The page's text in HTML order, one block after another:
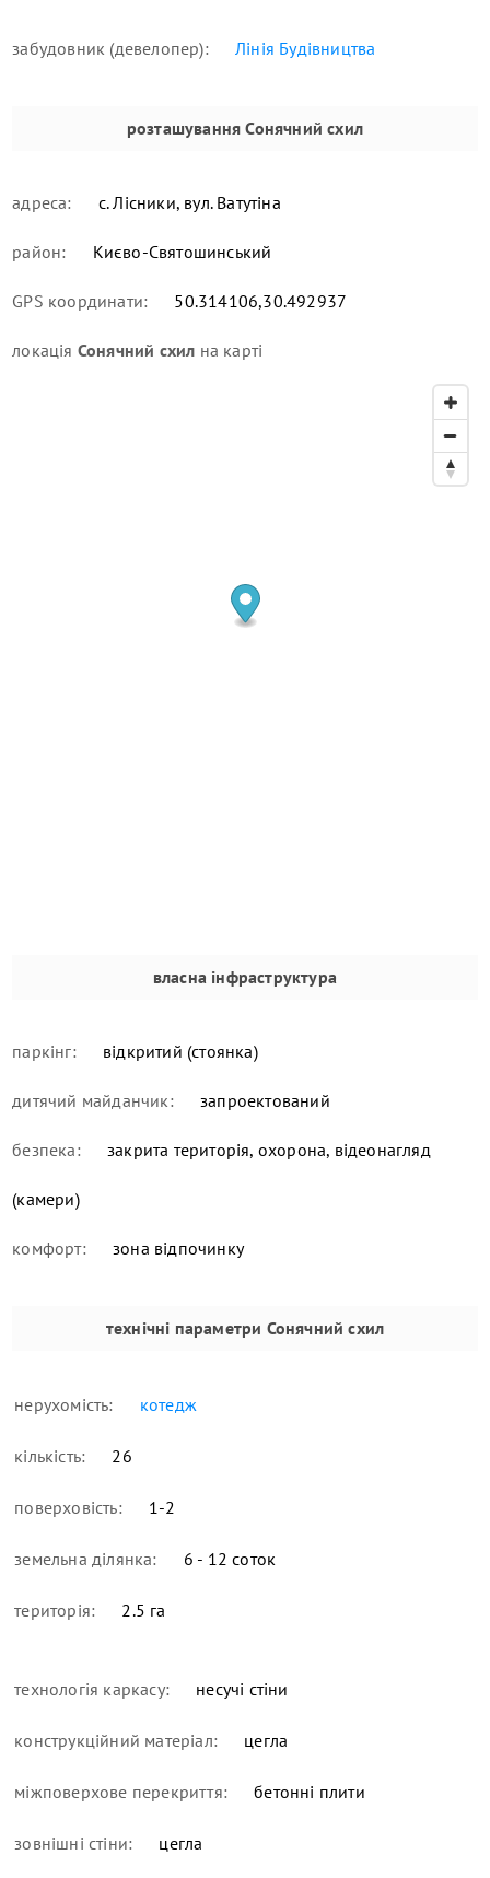
забудовник (девелопер): Лінія Будівництва
розташування Сонячний схил
адреса: с. Лісники, вул. Ватутіна
район: Києво-Святошинський
GPS координати: 50.314106,30.492937
локація Сонячний схил на карті
власна інфраструктура
паркінг: відкритий (стоянка)
дитячий майданчик: запроектований
безпека: закрита територія, охорона, відеонагляд
(камери)
комфорт: зона відпочинку
технічні параметри Сонячний схил
нерухомість: котедж
кількість: 26
поверховість: 1-2
земельна ділянка: 6 - 12 соток
територія: 2.5 га
технологія каркасу: несучі стіни
конструкційний матеріал: цегла
міжповерхове перекриття: бетонні плити
зовнішні стіни: цегла